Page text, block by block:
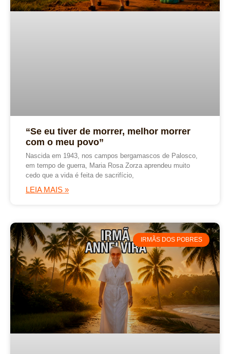
“Se eu tiver de morrer, melhor morrer
com o meu povo”
Nascida em 1943, nos campos bergamascos de Palosco,
em tempo de guerra, Maria Rosa Zorza aprendeu muito
cedo que a vida é feita de sacrifício,
LEIA MAIS »
IRMÃS DOS POBRES